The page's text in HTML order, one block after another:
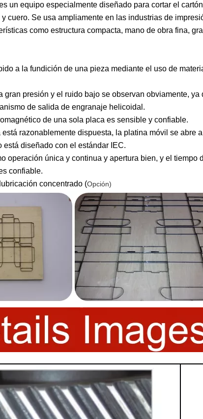
un equipo especialmente diseñado para cortar el
cuero. Se usa ampliamente en las industrias de
como estructura compacta, mano de obra fina,
a la fundición de una pieza mediante el uso de
gran presión y el ruido bajo se observan obviamente,
de salida de engranaje helicoidal.
de una sola placa es sensible y confiable.
razonablemente dispuesta, la platina móvil se abre
está diseñado con el estándar IEC.
operación única y continua y apertura bien, y el tiempo
confiable.
concentrado (Opción)